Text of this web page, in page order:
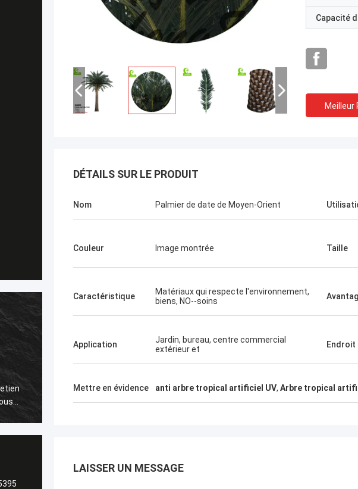
Esprit vert
Nous avons choisi la société de Haihong
après une longue surveillance, plus de
haute qualité de leurs produits, grande
attention aux détails, et soin élevé de
client. Ils nous ont toujours assuré un
impératifs techniques d'obtenir des
Capacité
Meilleur
DÉTAILS SUR LE PRODUIT
Nom Palmier de date de Moyen-Orient
Couleur Image montrée Taille
Caractéristique
Matériaux qui respecte l'environnement,
biens, NO--soins
Application
Jardin, bureau, centre commercial
extérieur et
Endroit
Mettre en évidence anti arbre tropical artificiel UV, Arbre tropical
LAISSER UN MESSAGE